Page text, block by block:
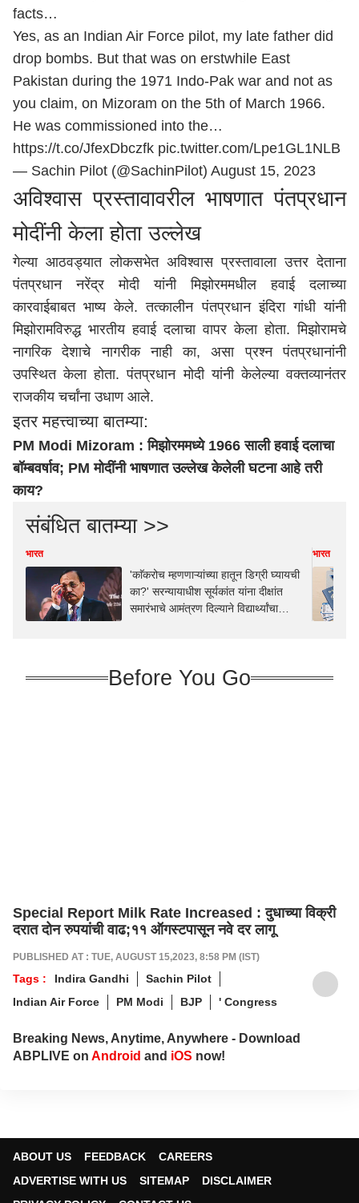
facts…
Yes, as an Indian Air Force pilot, my late father did
drop bombs. But that was on erstwhile East
Pakistan during the 1971 Indo-Pak war and not as
you claim, on Mizoram on the 5th of March 1966.
He was commissioned into the…
https://t.co/JfexDbczfk pic.twitter.com/Lpe1GL1NLB
— Sachin Pilot (@SachinPilot) August 15, 2023
अविश्वास प्रस्तावावरील भाषणात पंतप्रधान
मोदींनी केला होता उल्लेख
गेल्या आठवड्यात लोकसभेत अविश्वास प्रस्तावाला उत्तर देताना
पंतप्रधान नरेंद्र मोदी यांनी मिझोरममधील हवाई दलाच्या
कारवाईबाबत भाष्य केले. तत्कालीन पंतप्रधान इंदिरा गांधी यांनी
मिझोरामविरुद्ध भारतीय हवाई दलाचा वापर केला होता. मिझोरामचे
नागरिक देशाचे नागरीक नाही का, असा प्रश्न पंतप्रधानांनी
उपस्थित केला होता. पंतप्रधान मोदी यांनी केलेल्या वक्तव्यानंतर
राजकीय चर्चांना उधाण आले.
इतर महत्त्वाच्या बातम्या:
PM Modi Mizoram : मिझोरममध्ये 1966 साली हवाई दलाचा
बॉम्बवर्षाव; PM मोदींनी भाषणात उल्लेख केलेली घटना आहे तरी
काय?
संबंधित बातम्या >>
भारत
'काॅकरोच म्हणणाऱ्यांच्या हातून डिग्री घ्यायची
का?' सरन्यायाधीश सूर्यकांत यांना दीक्षांत
समारंभाचे आमंत्रण दिल्याने विद्यार्थ्यांचा
भारत
Before You Go
Special Report Milk Rate Increased : दुधाच्या विक्री
दरात दोन रुपयांची वाढ;११ ऑगस्टपासून नवे दर लागू
PUBLISHED AT : TUE, AUGUST 15,2023, 8:58 PM (IST)
Tags : Indira Gandhi
Sachin Pilot
Indian Air Force
PM Modi BJP ' Congress
Breaking News, Anytime, Anywhere - Download
ABPLIVE on Android and iOS now!
ABOUT US FEEDBACK
CAREERS
ADVERTISE WITH US
SITEMAP
DISCLAIMER